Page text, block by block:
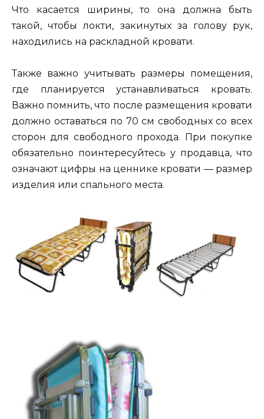
Что касается ширины, то она должна быть
такой, чтобы локти, закинутых за голову рук,
находились на раскладной кровати.
Также важно учитывать размеры помещения,
где планируется устанавливаться кровать.
Важно помнить, что после размещения кровати
должно оставаться по 70 см свободных со всех
сторон для свободного прохода. При покупке
обязательно поинтересуйтесь у продавца, что
означают цифры на ценнике кровати — размер
изделия или спального места.